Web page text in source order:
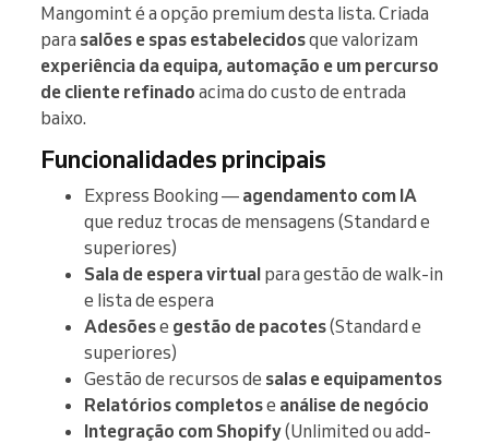
Mangomint é a opção premium desta lista. Criada
para salões e spas estabelecidosque valorizam
experiência da equipa, automação e um percurso
de cliente refinado acima do custo de entrada
baixo.
Funcionalidades principais
Express Booking — agendamento com IA
que reduz trocas de mensagens (Standard e
superiores)
Sala de espera virtual para gestão de walk-in
e lista de espera
Adesõese gestão de pacotes(Standard e
superiores)
Gestão de recursos de salas e equipamentos
Relatórios completose análise de negócio
Integração com Shopify(Unlimited ou add-